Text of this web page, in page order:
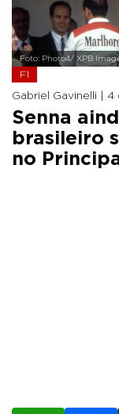
Foto: Photo4/ XPB
F1
Gabriel Gavinelli | 4
Senna
brasileiro
no